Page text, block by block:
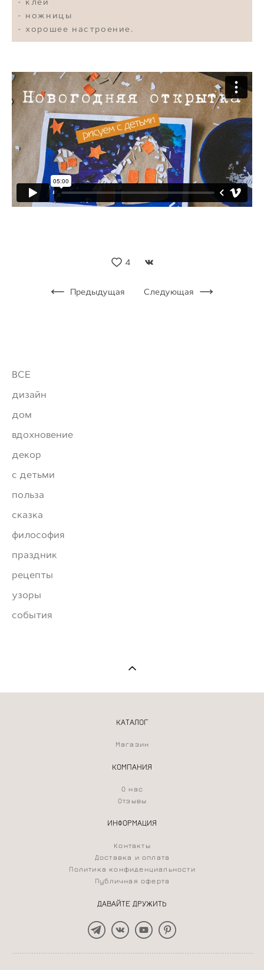
ВСЕ
дизайн
дом
вдохновение
декор
с детьми
польза
сказка
философия
праздник
рецепты
узоры
события
- ножницы
- хорошее настроение.
4
Предыдущая Следующая
КАТАЛОГ
Магазин
КОМПАНИЯ
О нас
Отзывы
ИНФОРМАЦИЯ
Контакты
Доставка и оплата
Политика конфиденциальности
Публичная оферта
ДАВАЙТЕ ДРУЖИТЬ